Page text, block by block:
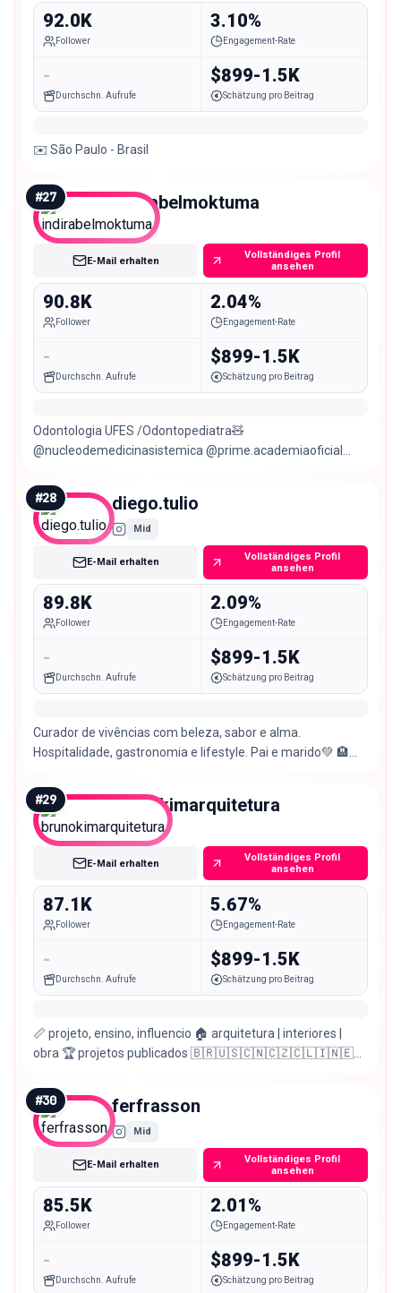
92.0K
Follower
3.10%
Engagement-Rate
-
Durchschn. Aufrufe
$899-1.5K
Schätzung pro Beitrag
✉️ São Paulo - Brasil
#27 indirabelmoktuma
Mid
E-Mail erhalten
Vollständiges Profil
ansehen
90.8K
Follower
2.04%
Engagement-Rate
-
Durchschn. Aufrufe
$899-1.5K
Schätzung pro Beitrag
Odontologia UFES /Odontopediatra🧸
@nucleodemedicinasistemica @prime.academiaoficial
#28 diego.tulio
Mid
E-Mail erhalten
Vollständiges Profil
ansehen
89.8K
Follower
2.09%
Engagement-Rate
-
Durchschn. Aufrufe
$899-1.5K
Schätzung pro Beitrag
Curador de vivências com beleza, sabor e alma.
Hospitalidade, gastronomia e lifestyle. Pai e marido💚 🏨
#29 brunokimarquitetura
Mid
E-Mail erhalten
Vollständiges Profil
ansehen
87.1K
Follower
5.67%
Engagement-Rate
-
Durchschn. Aufrufe
$899-1.5K
Schätzung pro Beitrag
📏 projeto, ensino, influencio 🏠 arquitetura | interiores |
obra 🏆 projetos publicados 🇧🇷🇺🇸🇨🇳🇨🇿🇨🇱🇮🇳🇪🇸
#30 ferfrasson
Mid
E-Mail erhalten
Vollständiges Profil
ansehen
85.5K
Follower
2.01%
Engagement-Rate
-
Durchschn. Aufrufe
$899-1.5K
Schätzung pro Beitrag